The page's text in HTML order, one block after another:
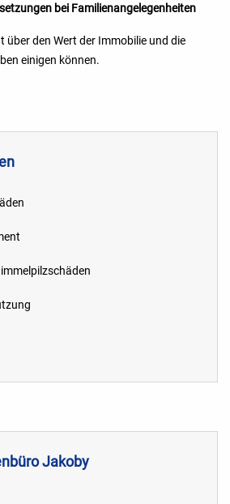
bei Familienangelegenheiten
über den Wert der Immobilie und die
einigen können.
Jakoby